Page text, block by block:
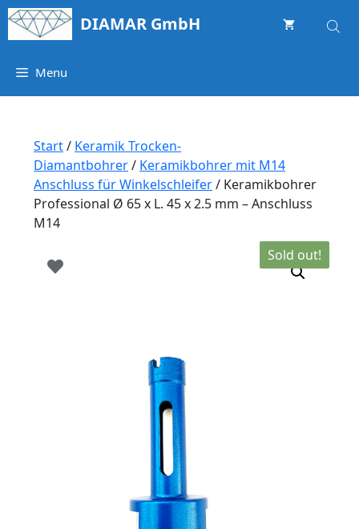
Springe
zum
DIAMAR GmbH
Menu
Start/ Keramik Trocken-
Diamantbohrer/ Keramikbohrer mit M14
Anschluss für Winkelschleifer/ Keramikbohrer
Professional Ø 65 x L. 45 x 2.5 mm – Anschluss
M14
Sold out!